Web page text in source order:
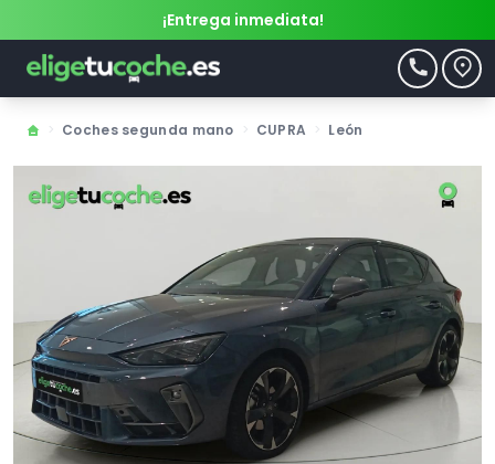
¡Entrega inmediata!
Coches segunda mano CUPRA León